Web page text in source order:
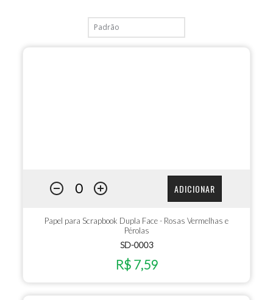
ADICIONAR
Papel para Scrapbook Dupla Face - Rosas Vermelhas e
Pérolas
SD-0003
R$ 7,59